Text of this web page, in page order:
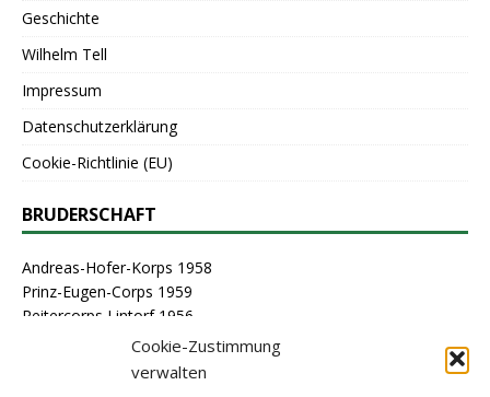
Cookie-Zustimmung
verwalten
Geschichte
Wilhelm Tell
Impressum
Datenschutzerklärung
Cookie-Richtlinie (EU)
BRUDERSCHAFT
Andreas-Hofer-Korps 1958
Prinz-Eugen-Corps 1959
Reitercorps Lintorf 1956
St. Georg-Corps 1963
St. Lambertus-Corps 1976